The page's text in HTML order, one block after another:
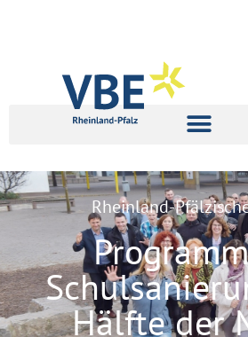
Rheinland-
Hälfte der